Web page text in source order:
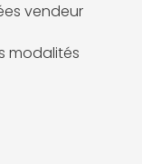
vendeur
modalités